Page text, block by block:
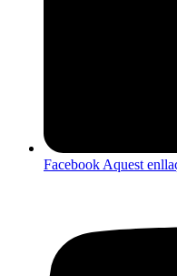
Facebook Aquest